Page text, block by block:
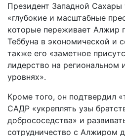
Президент Западной
«глубокие и масштабные
которые переживает Алжир
Теббуна в экономической и
также его «заметное
лидерство на
уровнях».
Кроме того, он подтвердил
САДР «укреплять узы
добрососедства» и
сотрудничество с Алжиром